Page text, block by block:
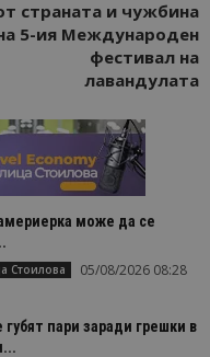
страната и чужбина
5-ия Международен
фестивал на
лавандулата
може да се
Стоилова 05/08/2026 08:28
пари заради грешки в